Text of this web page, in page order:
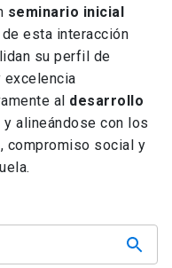
seminario inicial
esta interacción
su perfil de
excelencia
al desarrollo
y alineándose con los
compromiso social y